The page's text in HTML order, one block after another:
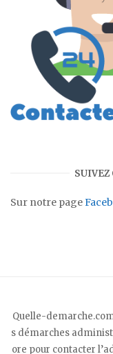
SUIVEZ
Sur notre page
Quelle-
s démarches
ore pour contacter